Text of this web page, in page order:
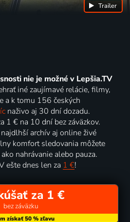
Trailer
nie je možné v Lepšia.TV
iné zaujímavé relácie, filmy,
a k tomu 156 českých
naživo aj 30 dní dozadu.
1 € na 10 dní bez záväzkov.
archív aj online živé
komfort sledovania môžete
nahrávanie alebo pauza.
ešte dnes len za 1 €!
za 1 €
bez záväzku